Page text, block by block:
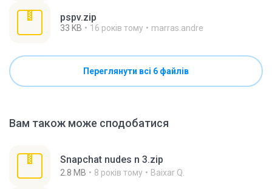
pspv.zip
33 KB 16 років тому marras.andre
Переглянути всі 6 файлів
Вам також може сподобатися
Snapchat nudes n 3.zip
2.8 MB 8 років тому Baixar Q.